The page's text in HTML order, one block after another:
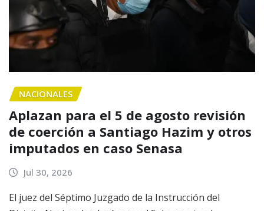
NACIONALES
Aplazan para el 5 de agosto revisión
de coerción a Santiago Hazim y otros
imputados en caso Senasa
Jul 30, 2026
El juez del Séptimo Juzgado de la Instrucción del